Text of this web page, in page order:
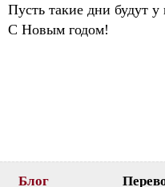
Пусть такие дни будут у
С Новым годом!
Блог